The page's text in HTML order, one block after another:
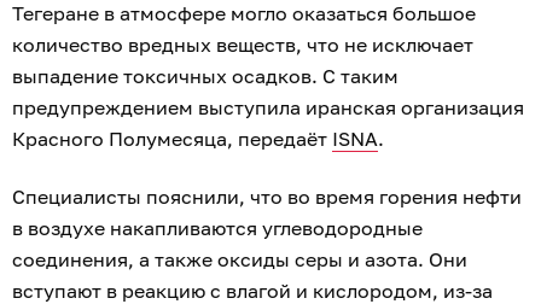
Тегеране в атмосфере могло оказаться большое
количество вредных веществ, что не исключает
выпадение токсичных осадков. С таким
предупреждением выступила иранская организация
Красного Полумесяца, передаёт ISNA.
Специалисты пояснили, что во время горения нефти
в воздухе накапливаются углеводородные
соединения, а также оксиды серы и азота. Они
вступают в реакцию с влагой и кислородом, из-за